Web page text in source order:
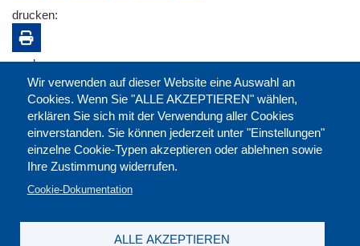
Wir verwenden auf dieser Website eine Auswahl an
Cookies. Wenn Sie "ALLE AKZEPTIEREN" wählen,
erklären Sie sich mit der Verwendung aller Cookies
einverstanden. Sie können jederzeit unter "Einstellungen"
einzelne Cookie-Typen akzeptieren oder ablehnen sowie
Ihre Zustimmung widerrufen.
Cookie-Dokumentation
ALLE AKZEPTIEREN
drucken:
merken: